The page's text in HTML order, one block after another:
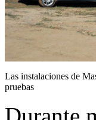
Las instalaciones de
pruebas